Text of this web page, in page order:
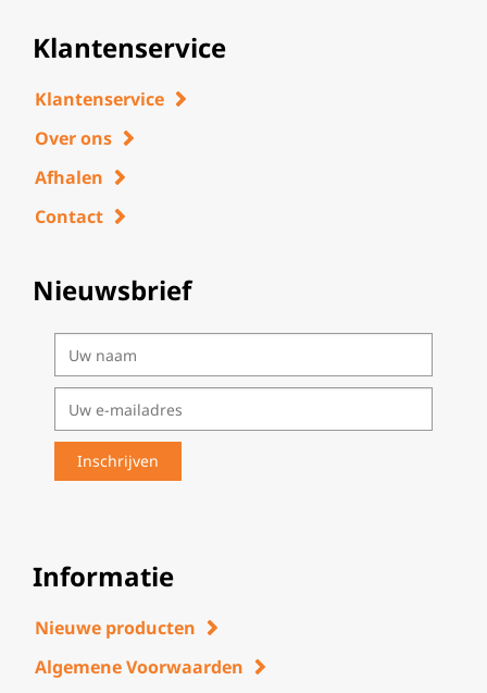
Klantenservice
Klantenservice
Over ons
Afhalen
Contact
Nieuwsbrief
Informatie
Nieuwe producten
Algemene Voorwaarden